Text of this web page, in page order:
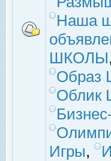
Наша
ШКОЛЫ,
Образ
Облик
Игры,